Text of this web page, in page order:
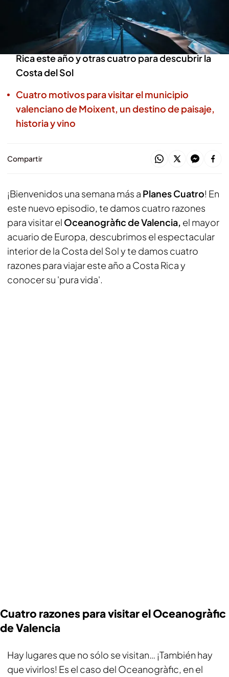
Cuatro', te damos cuatro razones para visitar el
Oceanogràfic de Valencia
Además, cuatro razones para viajar a Costa
Rica este año y otras cuatro para descubrir la
Costa del Sol
Cuatro motivos para visitar el municipio
valenciano de Moixent, un destino de paisaje,
historia y vino
Compartir
¡Bienvenidos una semana más a Planes Cuatro! En
este nuevo episodio, te damos cuatro razones
para visitar el Oceanogràfic de Valencia, el mayor
acuario de Europa, descubrimos el espectacular
interior de la Costa del Sol y te damos cuatro
razones para viajar este año a Costa Rica y
conocer su 'pura vida'.
Cuatro razones para visitar el Oceanogràfic
de Valencia
Hay lugares que no sólo se visitan… ¡También hay
que vivirlos! Es el caso del Oceanogràfic, en el